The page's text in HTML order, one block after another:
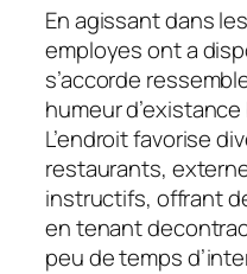
En agissant dans
employes ont a
s’accorde
humeur
L’endroit favorise
restaurants,
instructifs, offrant
en tenant
peu de temps